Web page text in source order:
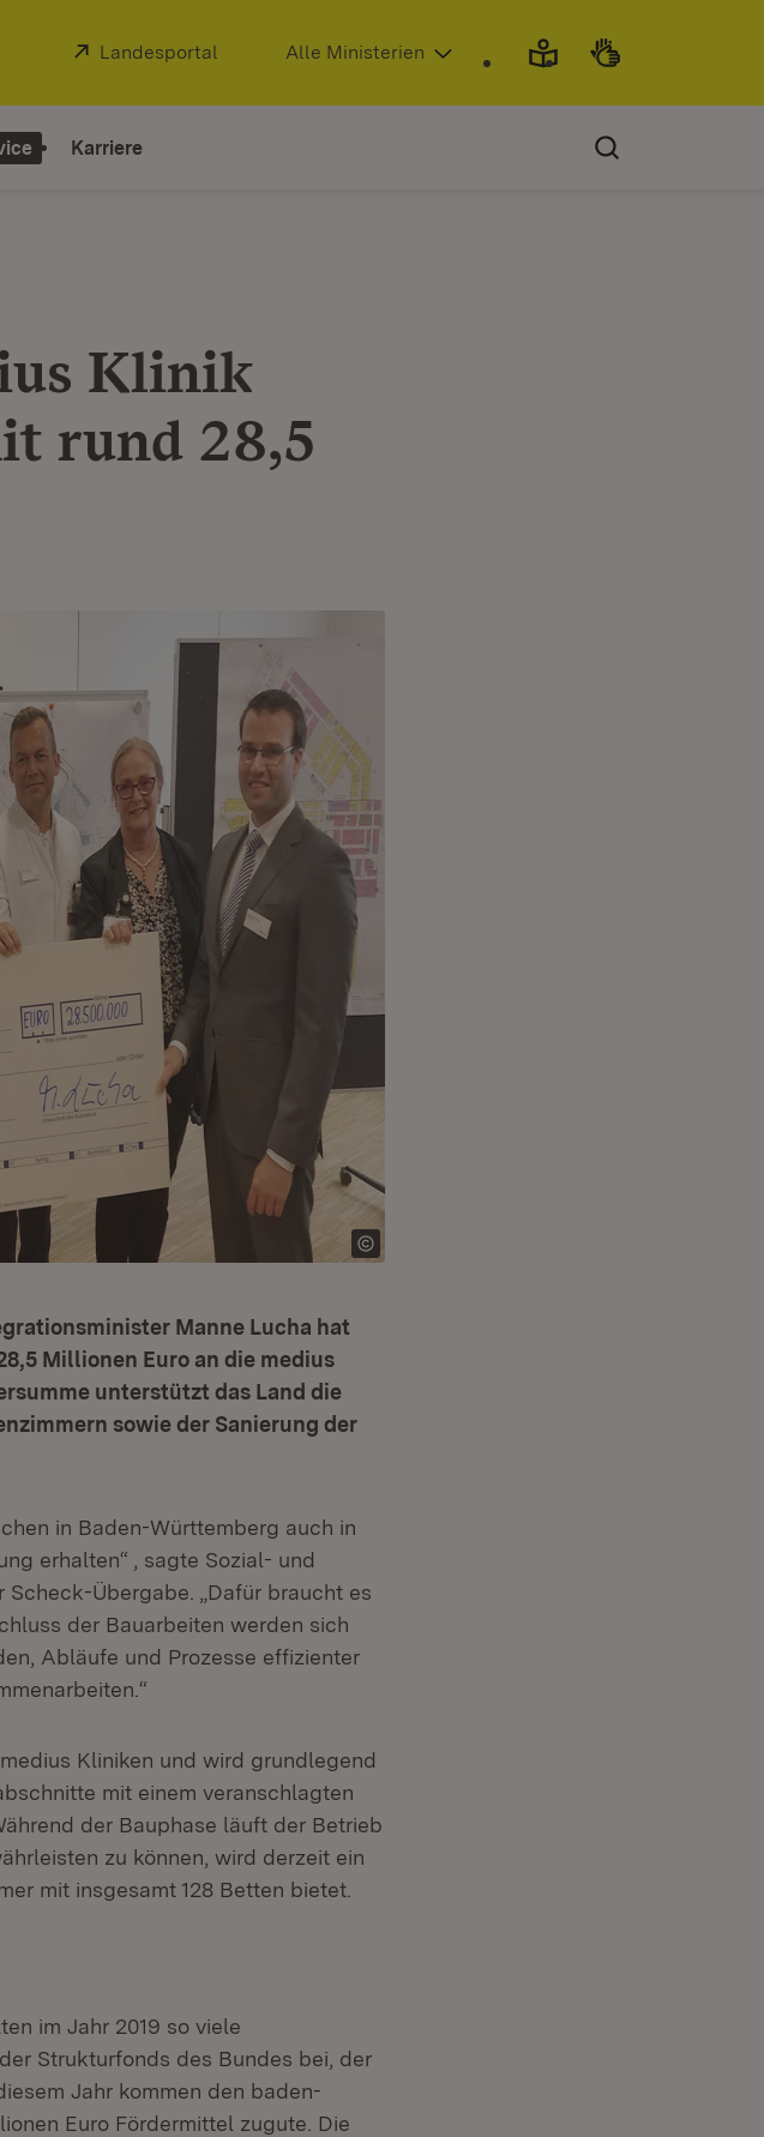
Extern:
Landesportal (Öffnet in neuem Fenster)
Alle Ministerien
Karriere
Klinik
rund 28,5
Manne Lucha hat
Millionen Euro an die medius
unterstützt das Land die
sowie der Sanierung der
in Baden-Württemberg auch in
erhalten“ , sagte Sozial- und
Übergabe. „Dafür braucht es
der Bauarbeiten werden sich
Abläufe und Prozesse effizienter
Kliniken und wird grundlegend
mit einem veranschlagten
der Bauphase läuft der Betrieb
zu können, wird derzeit ein
mit insgesamt 128 Betten bietet.
im Jahr 2019 so viele
Strukturfonds des Bundes bei, der
Jahr kommen den baden-
Euro Fördermittel zugute. Die